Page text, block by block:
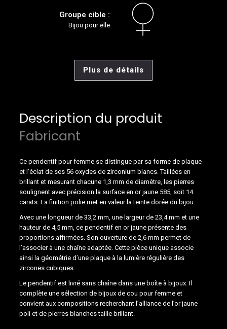
Groupe cible :
Bijou pour elle
Plus de détails
Description du produit
Fabricant
Ce pendentif pour femme se distingue par sa forme de plaque
et l’éclat de ses 56 oxydes de zirconium blancs. Taillées en
brillant et mesurant chacune 1,3 mm de diamètre, les pierres
soulignent avec précision la surface en or jaune 585, soit 14
carats. La finition polie met en valeur la teinte dorée du bijou.
Avec une longueur de 33,2 mm, une largeur de 23,4 mm et une
hauteur de 4,5 mm, ce pendentif en or jaune présente des
proportions affirmées. Son ouverture de 2,6 mm permet de
l’associer à une chaîne adaptée. Cette pièce unique associe
ainsi la géométrie d’une plaque à la lumière régulière des
zircones cubiques.
Le pendentif est livré sans chaîne dans une boîte à bijoux. Il
complète une sélection de bijoux de cou pour femme et
convient aux compositions recherchant l’alliance de l’or jaune
poli et de pierres blanches taille brillant.